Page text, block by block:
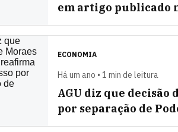
em artigo publicado
ECONOMIA
Há um ano • 1 min de leitura
AGU diz que decisão
por separação de